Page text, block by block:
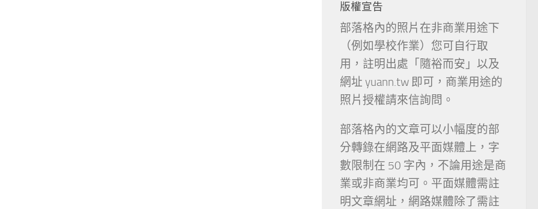
版權宣告
部落格內的照片在非商業用途下
（例如學校作業）您可自行取
用，註明出處「隨裕而安」以及
網址 yuann.tw 即可，商業用途的
照片授權請來信詢問。
部落格內的文章可以小幅度的部
分轉錄在網路及平面媒體上，字
數限制在 50 字內，不論用途是商
業或非商業均可。平面媒體需註
明文章網址，網路媒體除了需註